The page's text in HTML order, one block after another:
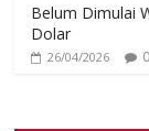
Belum Dimulai
Dolar
26/04/2026 0